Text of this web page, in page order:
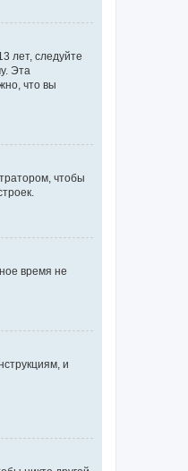
лет, следуйте
Эта
что вы
чтобы
время не
и